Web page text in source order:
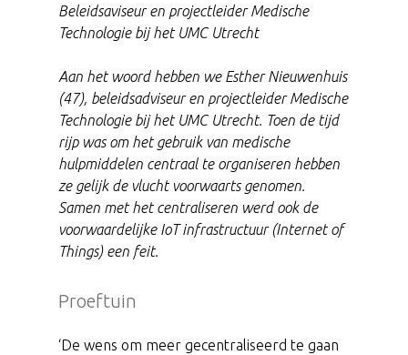
Beleidsaviseur en projectleider Medische
Technologie bij het UMC Utrecht
Aan het woord hebben we Esther Nieuwenhuis
(47), beleidsadviseur en projectleider Medische
Technologie bij het UMC Utrecht. Toen de tijd
rijp was om het gebruik van medische
hulpmiddelen centraal te organiseren hebben
ze gelijk de vlucht voorwaarts genomen.
Samen met het centraliseren werd ook de
voorwaardelijke IoT infrastructuur (Internet of
Things) een feit.
Proeftuin
‘De wens om meer gecentraliseerd te gaan